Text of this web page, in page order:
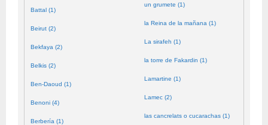
Battal (1)
Beirut (2)
Bekfaya (2)
Belkis (2)
Ben-Daoud (1)
Benoni (4)
Berbería (1)
un grumete (1)
la Reina de la mañana (1)
La sirafeh (1)
la torre de Fakardin (1)
Lamartine (1)
Lamec (2)
las cancrelats o cucarachas (1)